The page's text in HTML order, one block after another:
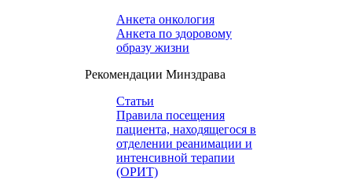
Анкета онкология
Анкета по здоровому
образу жизни
Рекомендации Минздрава
Статьи
Правила посещения
пациента, находящегося в
отделении реанимации и
интенсивной терапии
(ОРИТ)